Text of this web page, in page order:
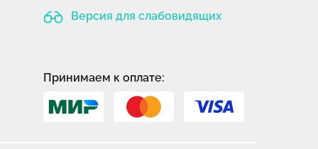
Версия для слабовидящих
Принимаем к оплате: